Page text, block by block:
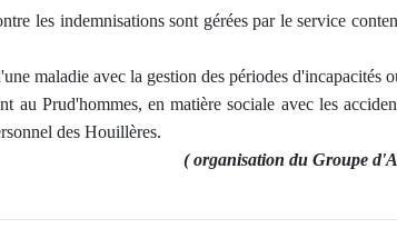
les indemnisations sont gérées par le service
maladie avec la gestion des périodes d'incapacités
Prud'hommes, en matière sociale avec les
des Houillères.
( organisation du Groupe